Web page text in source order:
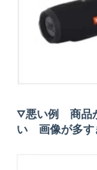
▽悪い例 商品
い 画像が多す